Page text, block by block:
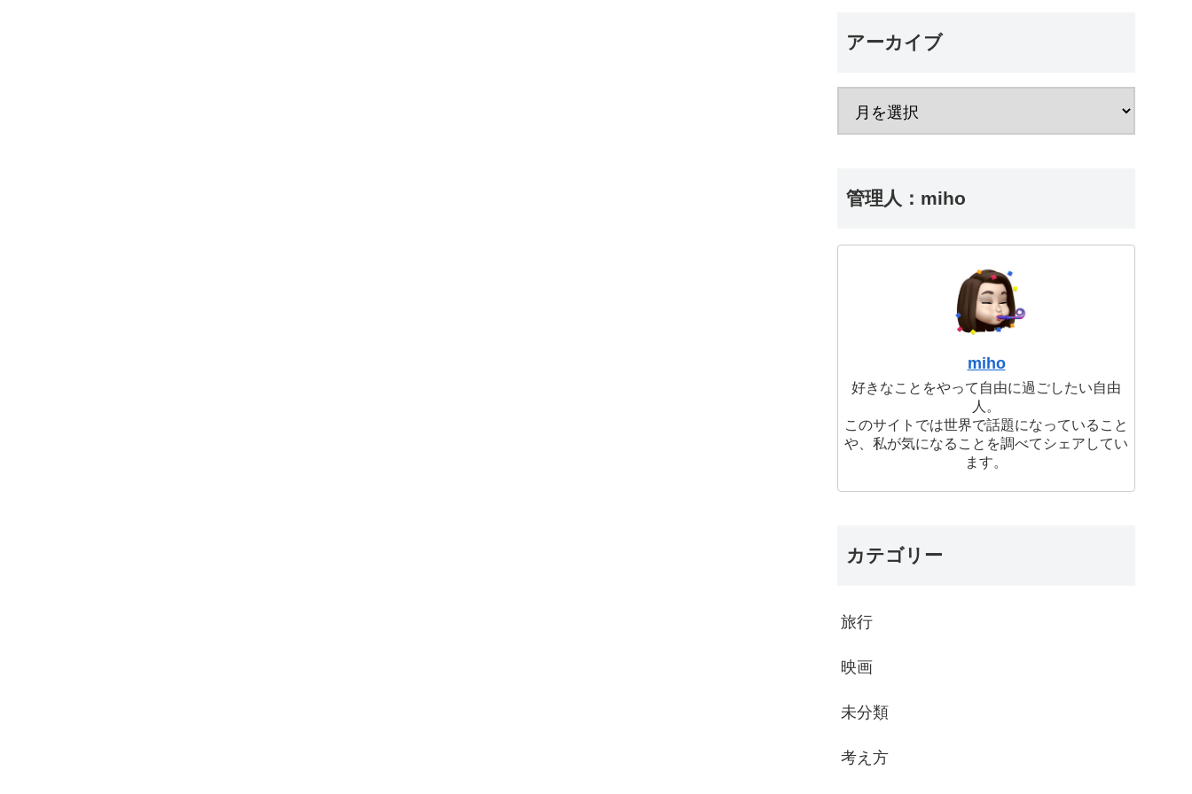
アーカイブ
管理人：miho
miho
好きなことをやって自由に過ごしたい自由
人。
このサイトでは世界で話題になっていること
や、私が気になることを調べてシェアしてい
ます。
カテゴリー
旅行
映画
未分類
考え方